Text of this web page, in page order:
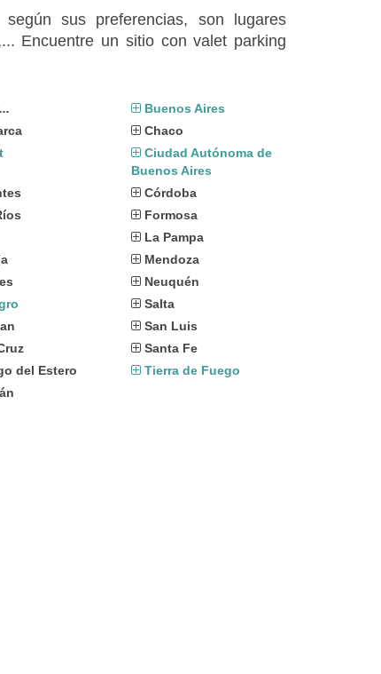
sus preferencias, son lugares
Encuentre un sitio con valet parking
Buenos Aires
Chaco
Ciudad Autónoma de
Buenos Aires
Córdoba
Formosa
La Pampa
Mendoza
Neuquén
Salta
San Luis
Santa Fe
del Estero
Tierra de Fuego